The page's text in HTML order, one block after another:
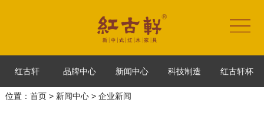
红古轩 品牌中心 新闻中心 科技制造 红古轩杯
位置： 首页> 新闻中心> 企业新闻